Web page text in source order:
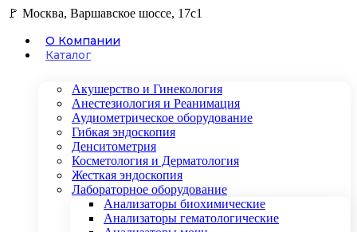
🚩 Москва, Варшавское шоссе, 17с1
О Компании
Каталог
Акушерство и Гинекология
Анестезиология и Реанимация
Аудиометрическое оборудование
Гибкая эндоскопия
Денситометрия
Косметология и Дерматология
Жесткая эндоскопия
Лабораторное оборудование
Анализаторы биохимические
Анализаторы гематологические